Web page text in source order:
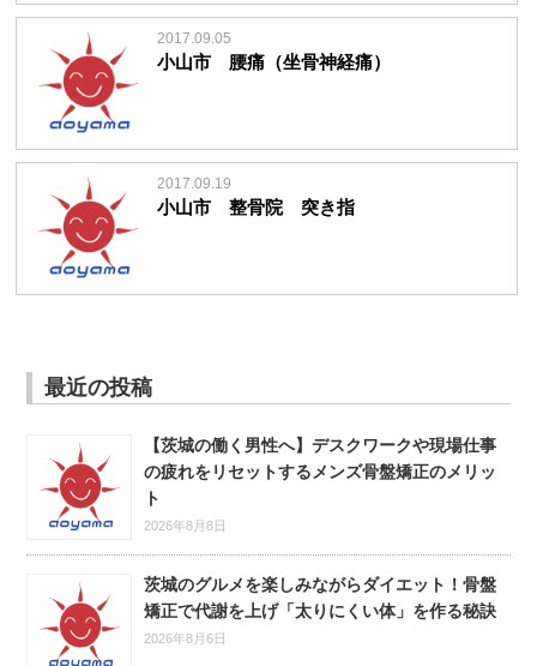
2017.09.05
小山市 腰痛（坐骨神経痛）
2017.09.19
小山市 整骨院 突き指
最近の投稿
【茨城の働く男性へ】デスクワークや現場仕事
の疲れをリセットするメンズ骨盤矯正のメリッ
ト
2026年8月8日
茨城のグルメを楽しみながらダイエット！骨盤
矯正で代謝を上げ「太りにくい体」を作る秘訣
2026年8月6日